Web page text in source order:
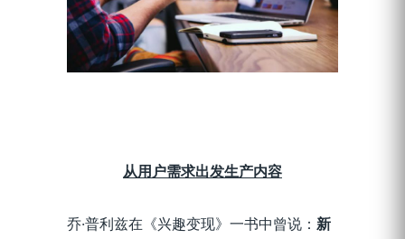
从用户需求出发生产内容
乔·普利兹在《兴趣变现》一书中曾说： 新